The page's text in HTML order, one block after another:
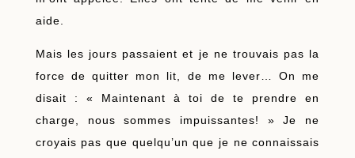
aide.
Mais les jours passaient et je ne trouvais pas la
force de quitter mon lit, de me lever… On me
disait : « Maintenant à toi de te prendre en
charge, nous sommes impuissantes! » Je ne
croyais pas que quelqu’un que je ne connaissais